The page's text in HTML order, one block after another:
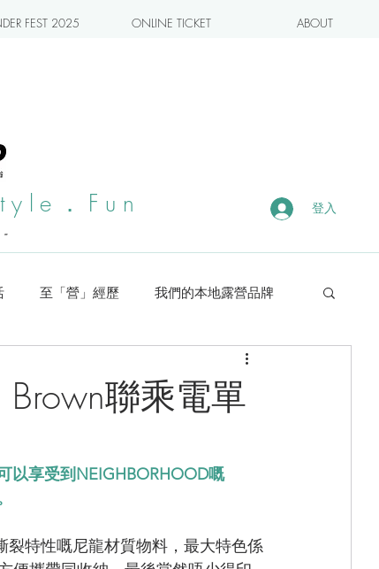
FEST 2025 ONLINE TICKET ABOUT
．Fun 登入
至「營」經歷 我們的本地露營品牌
露營・遠足熱點
聯乘電單
以享受到NEIGHBORHOOD嘅
特性嘅尼龍材質物料，最大特色係